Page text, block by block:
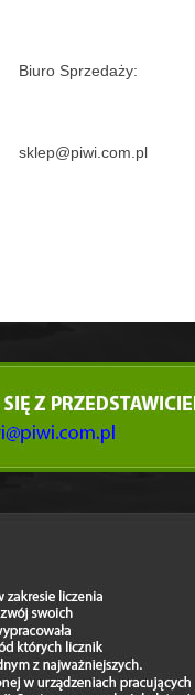
Biuro Sprzedaży:
sklep@piwi.com.pl